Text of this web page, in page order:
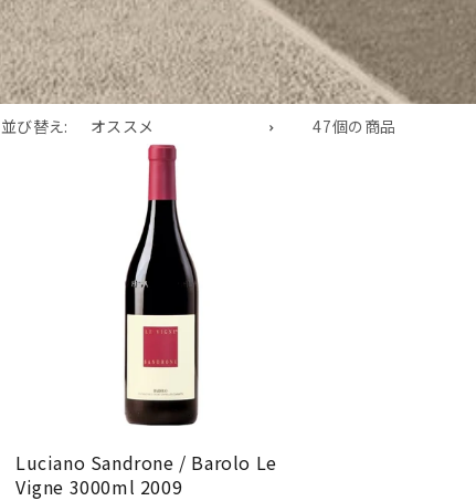
並び替え: 47個の商品
Luciano Sandrone / Barolo Le
Vigne 3000ml 2009